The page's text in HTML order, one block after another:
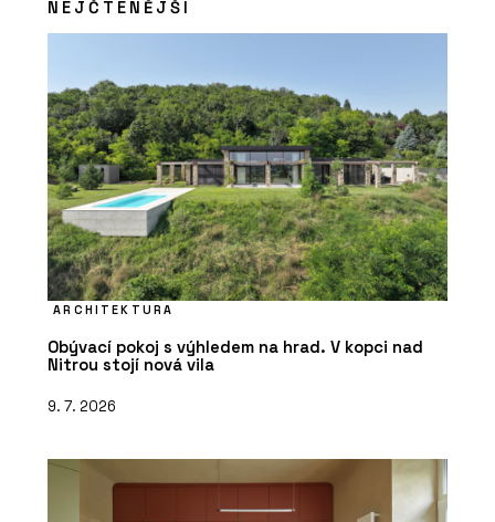
NEJČTENĚJŠÍ
ARCHITEKTURA
Obývací pokoj s výhledem na hrad. V kopci nad
Nitrou stojí nová vila
9. 7. 2026